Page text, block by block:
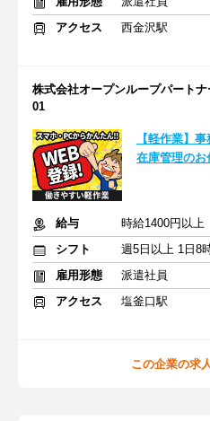
アクセス
西金沢駅
株式会社オープンループパート
01
【軽作業】
在庫管理のお
給与
時給1400円以上
シフト
週5日以上 1日8
雇用形態
派遣社員
アクセス
塩釜口駅
この企業の求